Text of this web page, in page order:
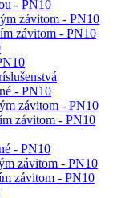
- PN10
závitom - PN10
závitom - PN10
- PN10
závitom - PN10
závitom - PN10
- PN10
závitom - PN10
závitom - PN10